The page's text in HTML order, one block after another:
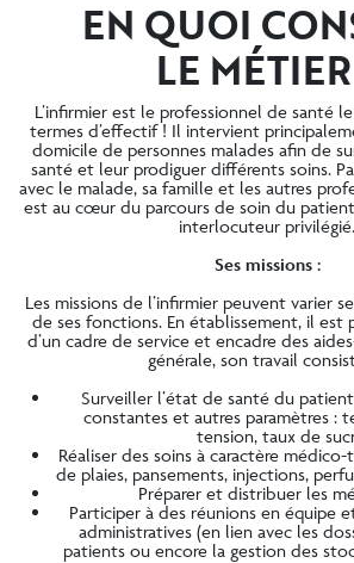
EN QUOI
LE
L’infirmier est le professionnel de santé
termes d’effectif ! Il intervient
domicile de personnes malades afin de
santé et leur prodiguer différents soins.
avec le malade, sa famille et les autres
est au cœur du parcours de soin du
interlocuteur privilégié.
Ses missions :
Les missions de l’infirmier peuvent varier
de ses fonctions. En établissement, il est
d’un cadre de service et encadre des
générale, son travail
Surveiller l’état de santé du
constantes et autres paramètres :
tension, taux de
Réaliser des soins à caractère
de plaies, pansements, injections,
Préparer et distribuer les
Participer à des réunions en équipe
administratives (en lien avec les
patients ou encore la gestion des